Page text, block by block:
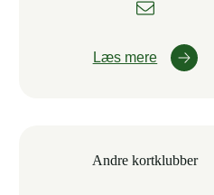
Læs mere
Andre kortklubber